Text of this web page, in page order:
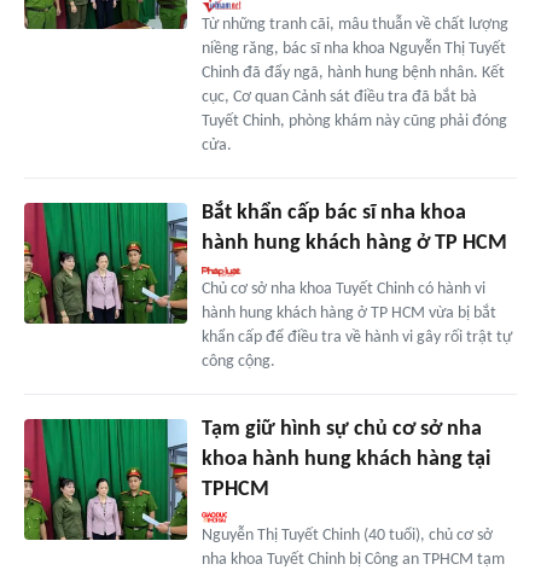
Từ những tranh cãi, mâu thuẫn về chất lượng
niềng răng, bác sĩ nha khoa Nguyễn Thị Tuyết
Chinh đã đẩy ngã, hành hung bệnh nhân. Kết
cục, Cơ quan Cảnh sát điều tra đã bắt bà
Tuyết Chinh, phòng khám này cũng phải đóng
cửa.
Bắt khẩn cấp bác sĩ nha khoa
hành hung khách hàng ở TP HCM
Chủ cơ sở nha khoa Tuyết Chinh có hành vi
hành hung khách hàng ở TP HCM vừa bị bắt
khẩn cấp để điều tra về hành vi gây rối trật tự
công cộng.
Tạm giữ hình sự chủ cơ sở nha
khoa hành hung khách hàng tại
TPHCM
Nguyễn Thị Tuyết Chinh (40 tuổi), chủ cơ sở
nha khoa Tuyết Chinh bị Công an TPHCM tạm